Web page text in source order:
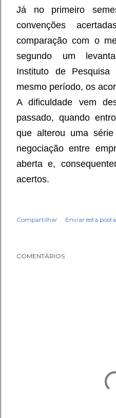
Já no primeiro
convenções
comparação com o
segundo um
Instituto de Pesquisa
mesmo período, os
A dificuldade vem
passado, quando
que alterou uma
negociação entre
aberta e,
acertos.
Compartilhar Enviar esta
COMENTÁRIOS